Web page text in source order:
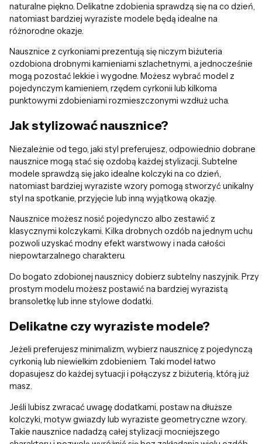
naturalne piękno. Delikatne zdobienia sprawdzą się na co dzień,
natomiast bardziej wyraziste modele będą idealne na
różnorodne okazje.
Nausznice z cyrkoniami prezentują się niczym biżuteria
ozdobiona drobnymi kamieniami szlachetnymi, a jednocześnie
mogą pozostać lekkie i wygodne. Możesz wybrać model z
pojedynczym kamieniem, rzędem cyrkonii lub kilkoma
punktowymi zdobieniami rozmieszczonymi wzdłuż ucha.
Jak stylizować nausznice?
Niezależnie od tego, jaki styl preferujesz, odpowiednio dobrane
nausznice mogą stać się ozdobą każdej stylizacji. Subtelne
modele sprawdzą się jako idealne kolczyki na co dzień,
natomiast bardziej wyraziste wzory pomogą stworzyć unikalny
styl na spotkanie, przyjęcie lub inną wyjątkową okazję.
Nausznice możesz nosić pojedynczo albo zestawić z
klasycznymi kolczykami. Kilka drobnych ozdób na jednym uchu
pozwoli uzyskać modny efekt warstwowy i nada całości
niepowtarzalnego charakteru.
Do bogato zdobionej nausznicy dobierz subtelny naszyjnik. Przy
prostym modelu możesz postawić na bardziej wyrazistą
bransoletkę lub inne stylowe dodatki.
Delikatne czy wyraziste modele?
Jeżeli preferujesz minimalizm, wybierz nausznicę z pojedynczą
cyrkonią lub niewielkim zdobieniem. Taki model łatwo
dopasujesz do każdej sytuacji i połączysz z biżuterią, którą już
masz.
Jeśli lubisz zwracać uwagę dodatkami, postaw na dłuższe
kolczyki, motyw gwiazdy lub wyraziste geometryczne wzory.
Takie nausznice nadadzą całej stylizacji mocniejszego